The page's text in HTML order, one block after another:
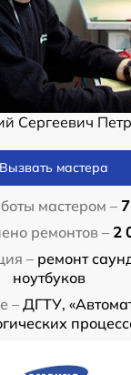
Сергеевич
Вызвать мастера
мастером –
ремонтов – 2
– ремонт
ноутбуков
– ДГТУ,